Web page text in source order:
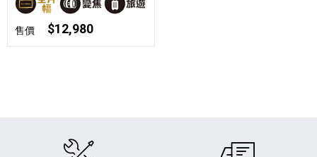
售價 $12,980